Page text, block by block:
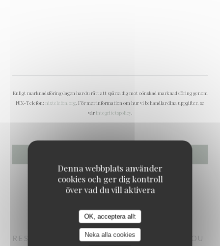
Denna webbplats använder
cookies och ger dig kontroll
över vad du vill aktivera
OK, acceptera allt
Neka alla cookies
Enligt marknadsföringslagen har du rätt att spärra dig mot oönskad marknadsföring genom
NIX-Telefon: nixtelefon.org . För mer information om hur vi behandlar dina uppgifter, se
vår integritetspolicy
RESTAURANT MAISON FOURNAISE CHATOU
RESTAURANT MAISON FOURNAISE